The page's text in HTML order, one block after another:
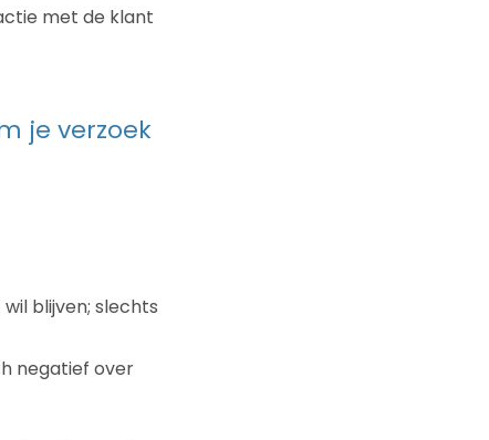
met de klant
je verzoek
blijven; slechts
negatief over